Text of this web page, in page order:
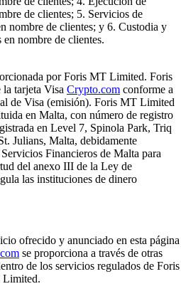
de clientes; 5. Servicios de
nombre de clientes; y 6. Custodia y
nombre de clientes.
por Foris MT Limited. Foris
tarjeta Visa Crypto.com conforme a
de Visa (emisión). Foris MT Limited
en Malta, con número de registro
en Level 7, Spinola Park, Triq
Julians, Malta, debidamente
Financieros de Malta para
del anexo III de la Ley de
las instituciones de dinero
ofrecido y anunciado en esta página
se proporciona a través de otras
de los servicios regulados de Foris